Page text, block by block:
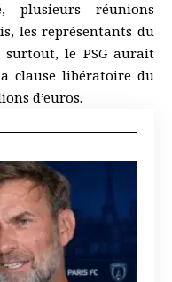
plusieurs réunions
les représentants du
le PSG aurait
clause libératoire du
d’euros.